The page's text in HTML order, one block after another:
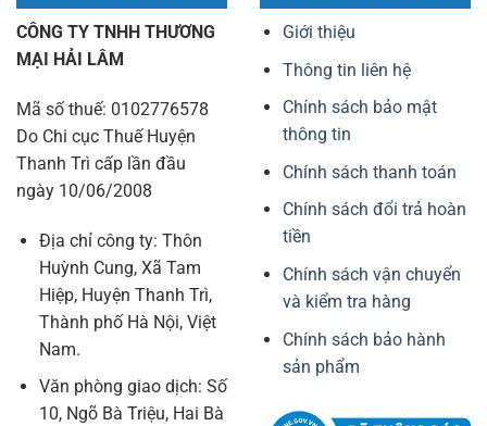
CÔNG TY TNHH THƯƠNG
MẠI HẢI LÂM
Mã số thuế: 0102776578
Do Chi cục Thuế Huyện
Thanh Trì cấp lần đầu
ngày 10/06/2008
Địa chỉ công ty: Thôn
Huỳnh Cung, Xã Tam
Hiệp, Huyện Thanh Trì,
Thành phố Hà Nội, Việt
Nam.
Văn phòng giao dịch: Số
10, Ngõ Bà Triệu, Hai Bà
Giới thiệu
Thông tin liên hệ
Chính sách bảo mật
thông tin
Chính sách thanh toán
Chính sách đổi trả hoàn
tiền
Chính sách vận chuyển
và kiểm tra hàng
Chính sách bảo hành
sản phẩm